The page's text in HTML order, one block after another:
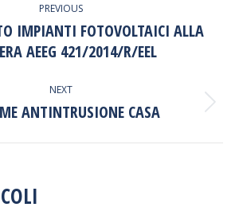
PREVIOUS
Previous
post:
IMPIANTI FOTOVOLTAICI ALLA
AEEG 421/2014/R/EEL
NEXT
Next
ANTINTRUSIONE CASA